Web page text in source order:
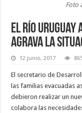
Foto
El río Uruguay
agrava la
12 junio, 2017
El secretario de
las familias evacuadas
debieron realizar un
colabora las